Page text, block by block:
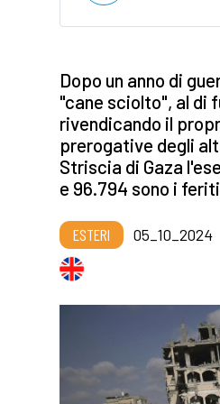
Dopo un anno di
"cane sciolto", al di
rivendicando il
prerogative degli
Striscia di Gaza
e 96.794 sono i
ESTERI 05_10_2024